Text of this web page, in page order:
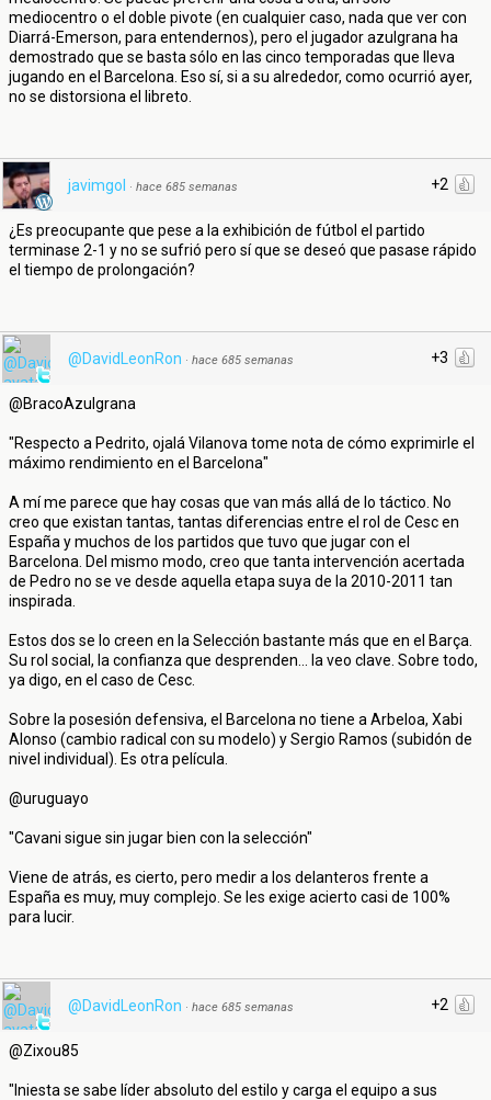
mediocentro o el doble pivote (en cualquier caso, nada que ver con
Diarrá-Emerson, para entendernos), pero el jugador azulgrana ha
demostrado que se basta sólo en las cinco temporadas que lleva
jugando en el Barcelona. Eso sí, si a su alrededor, como ocurrió ayer,
no se distorsiona el libreto.
+2
javimgol · hace 685 semanas
¿Es preocupante que pese a la exhibición de fútbol el partido
terminase 2-1 y no se sufrió pero sí que se deseó que pasase rápido
el tiempo de prolongación?
+3
@DavidLeonRon · hace 685 semanas
@BracoAzulgrana
"Respecto a Pedrito, ojalá Vilanova tome nota de cómo exprimirle el
máximo rendimiento en el Barcelona"
A mí me parece que hay cosas que van más allá de lo táctico. No
creo que existan tantas, tantas diferencias entre el rol de Cesc en
España y muchos de los partidos que tuvo que jugar con el
Barcelona. Del mismo modo, creo que tanta intervención acertada
de Pedro no se ve desde aquella etapa suya de la 2010-2011 tan
inspirada.
Estos dos se lo creen en la Selección bastante más que en el Barça.
Su rol social, la confianza que desprenden... la veo clave. Sobre todo,
ya digo, en el caso de Cesc.
Sobre la posesión defensiva, el Barcelona no tiene a Arbeloa, Xabi
Alonso (cambio radical con su modelo) y Sergio Ramos (subidón de
nivel individual). Es otra película.
@uruguayo
"Cavani sigue sin jugar bien con la selección"
Viene de atrás, es cierto, pero medir a los delanteros frente a
España es muy, muy complejo. Se les exige acierto casi de 100%
para lucir.
+2
@DavidLeonRon · hace 685 semanas
@Zixou85
"Iniesta se sabe líder absoluto del estilo y carga el equipo a sus